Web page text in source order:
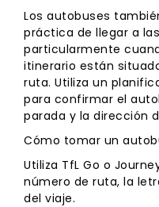
Los autobuses
práctica de llegar a
particularmente
itinerario están
ruta. Utiliza un
para confirmar el
parada y la dirección
Cómo tomar un
Utiliza TfL Go o
número de ruta, la
del viaje.